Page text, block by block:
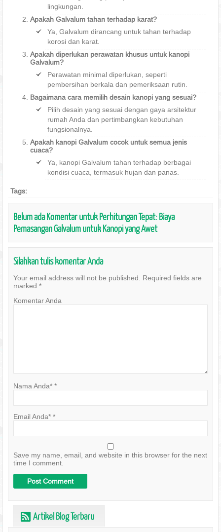
lingkungan.
Apakah Galvalum tahan terhadap karat?
Ya, Galvalum dirancang untuk tahan terhadap
korosi dan karat.
Apakah diperlukan perawatan khusus untuk kanopi
Galvalum?
Perawatan minimal diperlukan, seperti
pembersihan berkala dan pemeriksaan rutin.
Bagaimana cara memilih desain kanopi yang sesuai?
Pilih desain yang sesuai dengan gaya arsitektur
rumah Anda dan pertimbangkan kebutuhan
fungsionalnya.
Apakah kanopi Galvalum cocok untuk semua jenis
cuaca?
Ya, kanopi Galvalum tahan terhadap berbagai
kondisi cuaca, termasuk hujan dan panas.
Tags:
Belum ada Komentar untuk Perhitungan Tepat: Biaya
Pemasangan Galvalum untuk Kanopi yang Awet
Silahkan tulis komentar Anda
Your email address will not be published.
Required fields are
marked *
Komentar Anda
Nama Anda* *
Email Anda* *
Save my name, email, and website in this browser for the next
time I comment.
r Artikel Blog Terbaru